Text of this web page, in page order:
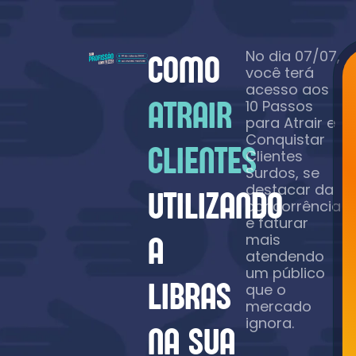
COMO
ATRAIR
CLIENTES
UTILIZANDO
A
LIBRAS
NA SUA
No dia 07/07,
você terá
acesso aos
10 Passos
para Atrair e
Conquistar
Clientes
Surdos, se
destacar da
concorrência
e faturar
mais
atendendo
um público
que o
mercado
ignora.